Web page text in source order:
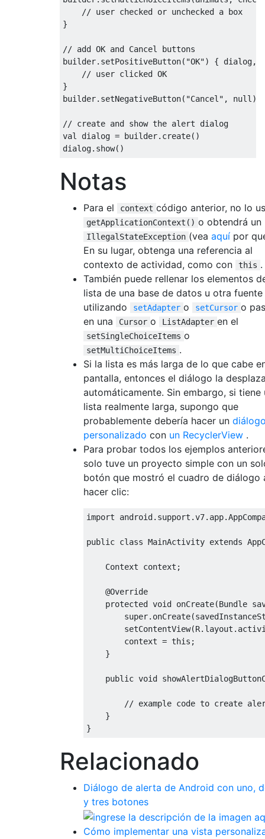
// user checked or unchecked a box
}
// add OK and Cancel buttons
builder. setPositiveButton( "OK") { dialog,
// user clicked OK
}
builder. setNegativeButton( "Cancel" , null)
// create and show the alert dialog
val dialog = builder. create()
dialog. show()
Notas
Para el context código anterior, no lo
getApplicationContext() o obtendrá un
IllegalStateException (vea aquí por
En su lugar, obtenga una referencia al
contexto de actividad, como con
this .
También puede rellenar los elementos
lista de una base de datos u otra fuente
utilizando
setAdapter o setCursor o
en una
Cursor o ListAdapter en el
setSingleChoiceItems o
setMultiChoiceItems .
Si la lista es más larga de lo que cabe
pantalla, entonces el diálogo la
automáticamente. Sin embargo, si tiene
lista realmente larga, supongo que
probablemente debería hacer un
personalizado con un RecyclerView .
Para probar todos los ejemplos
solo tuve un proyecto simple con un
botón que mostró el cuadro de diálogo
hacer clic:
import android . support .v7. app.
public class MainActivity extends
Context context ;
@Override
protected
void onCreate(Bundle
super. onCreate(
        setContentView
(R. layout .
        context
= this ;
}
public void
// example code to create
}
}
Relacionado
Diálogo de alerta de Android con uno,
y tres botones
Cómo implementar una vista